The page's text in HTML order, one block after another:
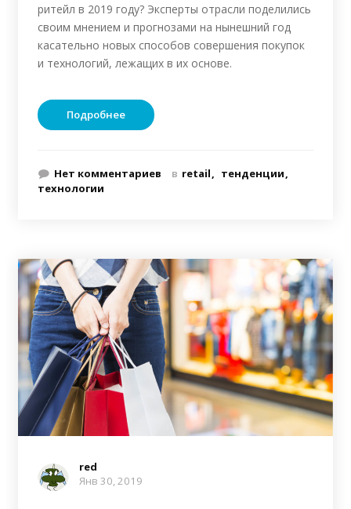
ритейл в 2019 году? Эксперты отрасли поделились
своим мнением и прогнозами на нынешний год
касательно новых способов совершения покупок
и технологий, лежащих в их основе.
Подробнее
Нет комментариев в retail
тенденции
технологии
red
Янв 30, 2019